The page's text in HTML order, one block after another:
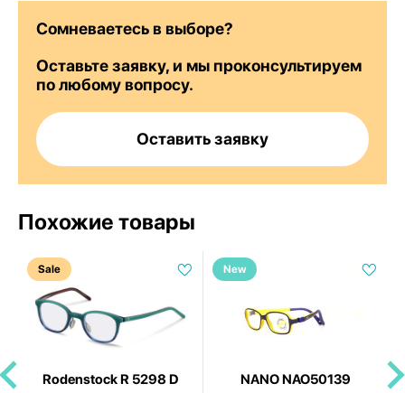
Сомневаетесь в выборе?
Оставьте заявку, и мы проконсультируем
по любому вопросу.
Оставить заявку
Похожие товары
Sale
Rodenstock R 5298 D
New
NANO NAO50139